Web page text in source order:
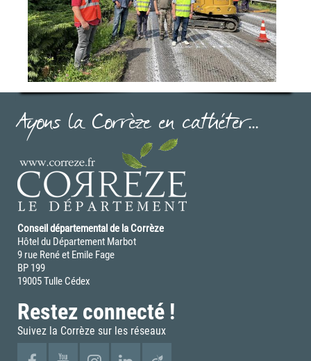
Ayons la Corrèze en cathéter...
Conseil départemental de la Corrèze
Hôtel du Département Marbot
9 rue René et Emile Fage
BP 199
19005 Tulle Cédex
Restez connecté !
Suivez la Corrèze sur les réseaux